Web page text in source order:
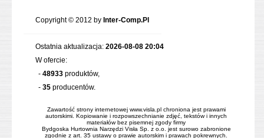
Copyright © 2012 by Inter-Comp.Pl
Ostatnia aktualizacja: 2026-08-08 20:04
W ofercie:
- 48933 produktów,
- 35 producentów.
Zawartość strony internetowej www.visla.pl chroniona jest prawami
autorskimi. Kopiowanie i rozpowszechnianie zdjęć, tekstów i innych
materiałów bez pisemnej zgody firmy
Bydgoska Hurtownia Narzędzi Visła Sp. z o.o. jest surowo zabronione
zgodnie z art. 35 ustawy o prawie autorskim i prawach pokrewnych.